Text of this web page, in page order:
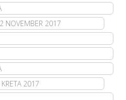
NOVEMBER 2017
2017